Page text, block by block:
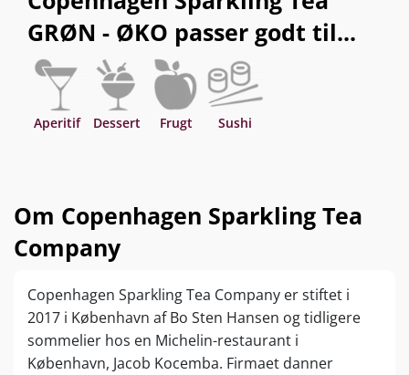
GRØN - ØKO passer godt til...
Aperitif Dessert Frugt Sushi
Om Copenhagen Sparkling Tea
Company
Copenhagen Sparkling Tea Company er stiftet i
2017 i København af Bo Sten Hansen og tidligere
sommelier hos en Michelin-restaurant i
København, Jacob Kocemba. Firmaet danner